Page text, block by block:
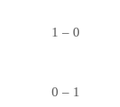
1 – 0
0 – 1